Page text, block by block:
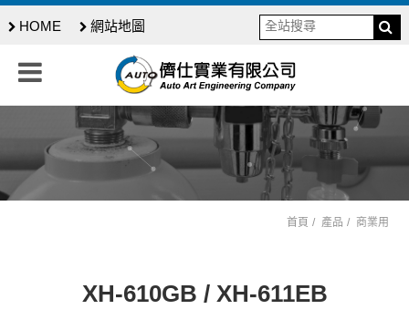
HOME 網站地圖
首頁 產品 商業用
XH-610GB / XH-611EB